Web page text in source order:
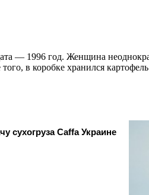
— 1996 год. Женщина
в коробке хранился
сухогруза Caffa Украине